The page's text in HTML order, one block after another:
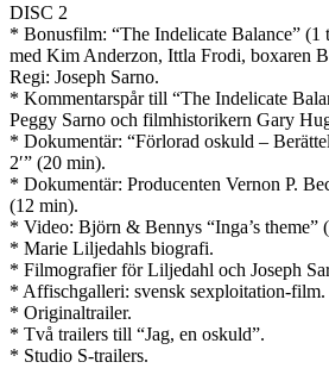
DISC 2
* Bonusfilm: “The Indelicate Balance” (1
med Kim Anderzon, Ittla Frodi, boxaren
Regi: Joseph Sarno.
* Kommentarspår till “The Indelicate
Peggy Sarno och filmhistorikern Gary
* Dokumentär: “Förlorad oskuld –
2′” (20 min).
* Dokumentär: Producenten Vernon P.
(12 min).
* Video: Björn & Bennys “Inga’s theme”
* Marie Liljedahls biografi.
* Filmografier för Liljedahl och Joseph
* Affischgalleri: svensk sexploitation-film.
* Originaltrailer.
* Två trailers till “Jag, en oskuld”.
* Studio S-trailers.